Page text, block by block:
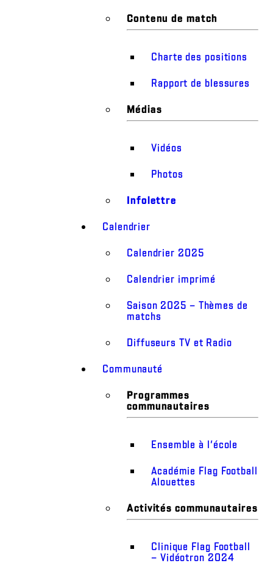
Contenu de match
Charte des positions
Rapport de blessures
Médias
Vidéos
Photos
Infolettre
Calendrier
Calendrier 2025
Calendrier imprimé
Saison 2025 – Thèmes de
matchs
Diffuseurs TV et Radio
Communauté
Programmes
communautaires
Ensemble à l’école
Académie Flag Football
Alouettes
Activités communautaires
Clinique Flag Football
– Vidéotron 2024